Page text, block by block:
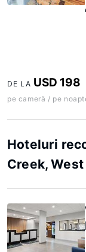
DE LA USD 198
pe cameră / pe
Hoteluri
Creek,